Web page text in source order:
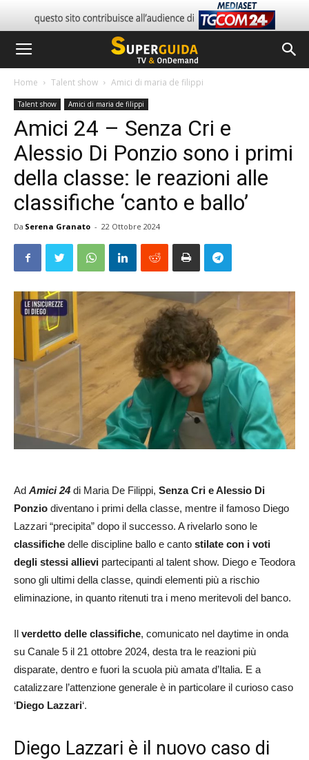
Home Talent show Amici di maria de filippi
Talent show Amici di maria de filippi
Amici 24 – Senza Cri e
Alessio Di Ponzio sono i primi
della classe: le reazioni alle
classifiche ‘canto e ballo’
Da Serena Granato - 22 Ottobre 2024
Ad Amici 24 di Maria De Filippi, Senza Cri e Alessio Di
Ponzio diventano i primi della classe, mentre il famoso Diego
Lazzari “precipita” dopo il successo. A rivelarlo sono le
classifiche delle discipline ballo e canto stilate con i voti
degli stessi allievi partecipanti al talent show. Diego e Teodora
sono gli ultimi della classe, quindi elementi più a rischio
eliminazione, in quanto ritenuti tra i meno meritevoli del banco.
Il verdetto delle classifiche, comunicato nel daytime in onda
su Canale 5 il 21 ottobre 2024, desta tra le reazioni più
disparate, dentro e fuori la scuola più amata d’Italia. E a
catalizzare l’attenzione generale è in particolare il curioso caso
‘Diego Lazzari‘.
Diego Lazzari è il nuovo caso di